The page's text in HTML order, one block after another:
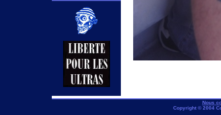
Nous
Copyright © 2004